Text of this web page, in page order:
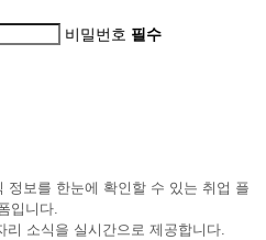
비밀번호 필수
정보를 한눈에 확인할 수 있는 취업 플
입니다.
리 소식을 실시간으로 제공합니다.